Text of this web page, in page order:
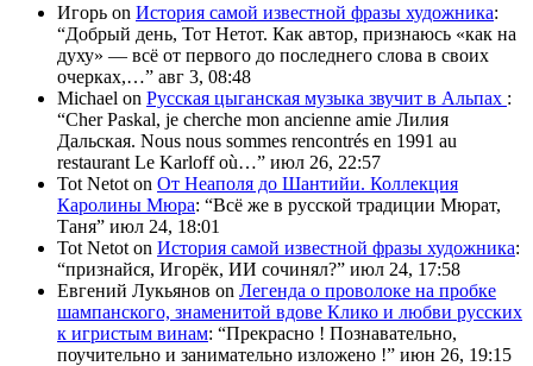
Игорь on История самой известной фразы художника:
“Добрый день, Тот Нетот. Как автор, признаюсь «как на
духу» — всё от первого до последнего слова в своих
очерках,…” авг 3, 08:48
Michael on Русская цыганская музыка звучит в Альпах :
“Cher Paskal, je cherche mon ancienne amie Лилия
Дальская. Nous nous sommes rencontrés en 1991 au
restaurant Le Karloff où…” июл 26, 22:57
Tot Netot on От Неаполя до Шантийи. Коллекция
Каролины Мюра: “Всё же в русской традиции Мюрат,
Таня” июл 24, 18:01
Tot Netot on История самой известной фразы художника:
“признайся, Игорёк, ИИ сочинял?” июл 24, 17:58
Евгений Лукьянов on Легенда о проволоке на пробке
шампанского, знаменитой вдове Клико и любви русских
к игристым винам: “Прекрасно ! Познавательно,
поучительно и занимательно изложено !” июн 26, 19:15